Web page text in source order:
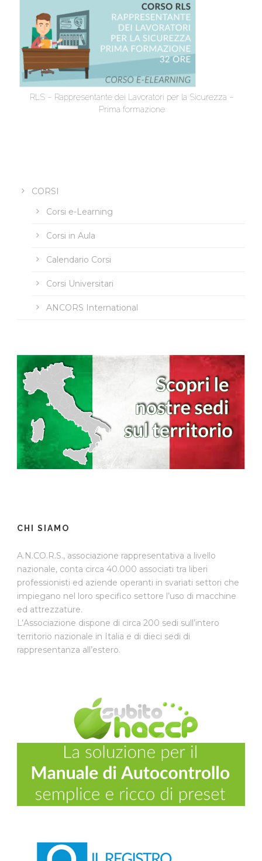
RLS – Rappresentante dei Lavoratori per la Sicurezza –
Prima formazione
CORSI
Corsi e-Learning
Corsi in Aula
Calendario Corsi
Corsi Universitari
ANCORS International
CHI SIAMO
A.N.CO.R.S., associazione rappresentativa a livello
nazionale, conta circa 40.000 associati tra liberi
professionisti ed aziende operanti in svariati settori che
impiegano nel loro specifico settore l’uso di macchine
ed attrezzature.
L’Associazione dispone di circa 200 sedi sull’intero
territorio nazionale in Italia e di dieci sedi di
rappresentanza all’estero.